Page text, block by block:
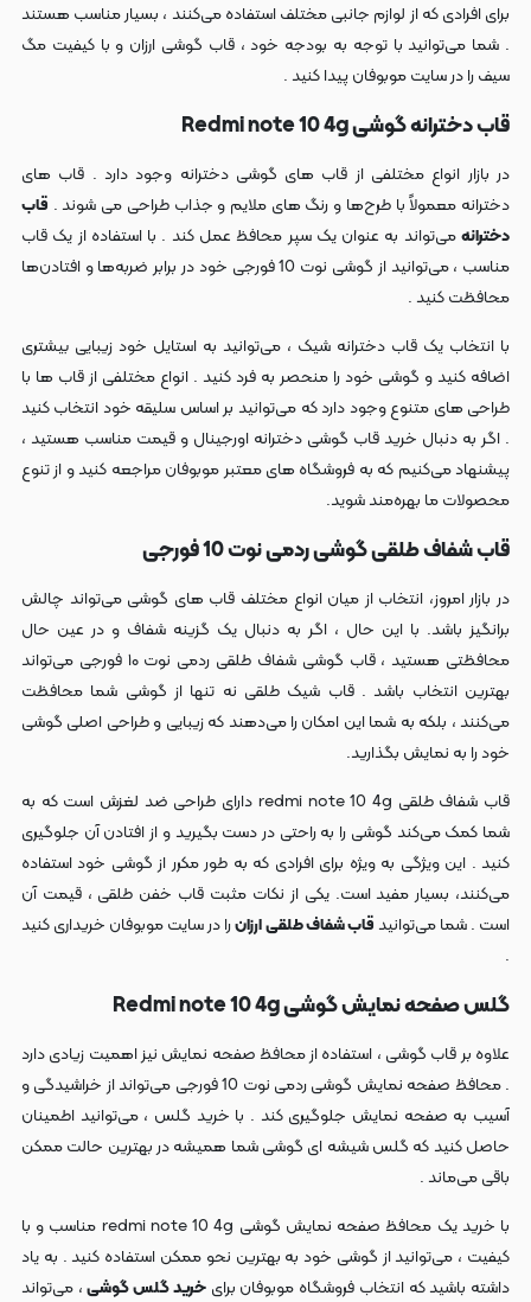
برای افرادی که از لوازم جانبی مختلف استفاده می‌کنند ، بسیار مناسب هستند
. شما می‌توانید با توجه به بودجه خود ، قاب گوشی ارزان و با کیفیت مگ
سیف را در سایت موبوفان پیدا کنید .
قاب دخترانه گوشی Redmi note 10 4g
در بازار انواع مختلفی از قاب‌ های گوشی دخترانه وجود دارد . قاب‌ های
دخترانه معمولاً با طرح‌ها و رنگ‌ های ملایم و جذاب طراحی می شوند . قاب
دخترانهمی‌تواند به عنوان یک سپر محافظ عمل کند . با استفاده از یک قاب
مناسب ، می‌توانید از گوشی نوت 10 فورجی خود در برابر ضربه‌ها و افتادن‌ها
محافظت کنید .
با انتخاب یک قاب دخترانه شیک ، می‌توانید به استایل خود زیبایی بیشتری
اضافه کنید و گوشی خود را منحصر به فرد کنید . انواع مختلفی از قاب‌ ها با
طراحی‌ های متنوع وجود دارد که می‌توانید بر اساس سلیقه خود انتخاب کنید
. اگر به دنبال خرید قاب گوشی دخترانه اورجینال و قیمت مناسب هستید ،
پیشنهاد می‌کنیم که به فروشگاه‌ های معتبر موبوفان مراجعه کنید و از تنوع
محصولات ما بهره‌مند شوید.
قاب شفاف طلقی گوشی ردمی نوت 10 فورجی
در بازار امروز، انتخاب از میان انواع مختلف قاب‌ های گوشی می‌تواند چالش‌
برانگیز باشد. با این حال ، اگر به دنبال یک گزینه شفاف و در عین حال
محافظتی هستید ، قاب گوشی شفاف طلقی ردمی نوت ۱۰ فورجی می‌تواند
بهترین انتخاب باشد . قاب شیک طلقی نه تنها از گوشی شما محافظت
می‌کنند ، بلکه به شما این امکان را می‌دهند که زیبایی و طراحی اصلی گوشی
خود را به نمایش بگذارید.
قاب شفاف طلقی redmi note 10 4g دارای طراحی ضد لغزش است که به
شما کمک می‌کند گوشی را به راحتی در دست بگیرید و از افتادن آن جلوگیری
کنید . این ویژگی به ویژه برای افرادی که به طور مکرر از گوشی خود استفاده
می‌کنند، بسیار مفید است. یکی از نکات مثبت قاب خفن طلقی ، قیمت آن‌
است . شما می‌توانیدقاب شفاف طلقی ارزانرا در سایت موبوفان خریداری کنید
.
گلس صفحه نمایش گوشی Redmi note 10 4g
علاوه بر قاب گوشی ، استفاده از محافظ صفحه نمایش نیز اهمیت زیادی دارد
. محافظ صفحه نمایش گوشی ردمی نوت 10 فورجی می‌تواند از خراشیدگی و
آسیب به صفحه نمایش جلوگیری کند . با خرید گلس ، می‌توانید اطمینان
حاصل کنید که گلس شیشه ای گوشی شما همیشه در بهترین حالت ممکن
باقی می‌ماند .
با خرید یک محافظ صفحه نمایش گوشی redmi note 10 4g مناسب و با
کیفیت ، می‌توانید از گوشی خود به بهترین نحو ممکن استفاده کنید . به یاد
داشته باشید که انتخاب فروشگاه موبوفان برایخرید گلس گوشی، می‌تواند